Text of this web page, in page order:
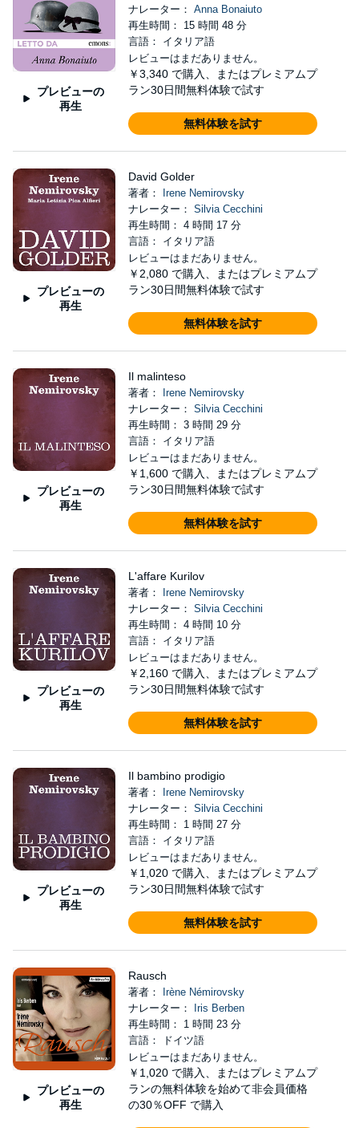
プレビューの
再生
ナレーター： Anna Bonaiuto
再生時間： 15 時間 48 分
言語： イタリア語
レビューはまだありません。
￥3,340 で購入、またはプレミアムプ
ラン30日間無料体験で試す
無料体験を試す
プレビューの
再生
David Golder
著者：
Irene Nemirovsky
ナレーター： Silvia Cecchini
再生時間： 4 時間 17 分
言語： イタリア語
レビューはまだありません。
￥2,080 で購入、またはプレミアムプ
ラン30日間無料体験で試す
無料体験を試す
プレビューの
再生
Il malinteso
著者：
Irene Nemirovsky
ナレーター： Silvia Cecchini
再生時間： 3 時間 29 分
言語： イタリア語
レビューはまだありません。
￥1,600 で購入、またはプレミアムプ
ラン30日間無料体験で試す
無料体験を試す
プレビューの
再生
L'affare Kurilov
著者：
Irene Nemirovsky
ナレーター： Silvia Cecchini
再生時間： 4 時間 10 分
言語： イタリア語
レビューはまだありません。
￥2,160 で購入、またはプレミアムプ
ラン30日間無料体験で試す
無料体験を試す
プレビューの
再生
Il bambino prodigio
著者：
Irene Nemirovsky
ナレーター： Silvia Cecchini
再生時間： 1 時間 27 分
言語： イタリア語
レビューはまだありません。
￥1,020 で購入、またはプレミアムプ
ラン30日間無料体験で試す
無料体験を試す
プレビューの
再生
Rausch
著者：
Irène Némirovsky
ナレーター：
Iris Berben
再生時間： 1 時間 23 分
言語： ドイツ語
レビューはまだありません。
￥1,020 で購入、またはプレミアムプ
ランの無料体験を始めて非会員価格
の30％OFF で購入